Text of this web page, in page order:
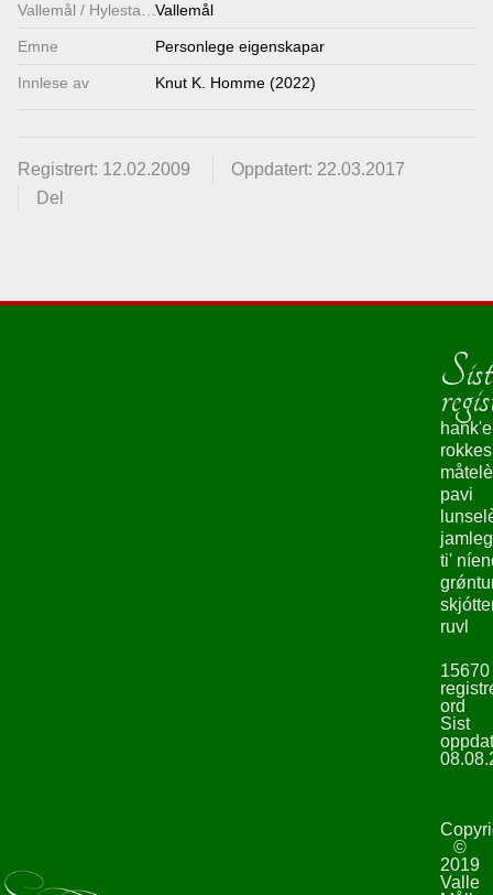
Vallemål / HylestadmålVallemål
Emne Personlege eigenskapar
Innlese av Knut K. Homme (2022)
Registrert: 12.02.2009
Oppdatert: 22.03.2017
Del
hank'e
pavi
ti'
ruvl
15670
ord
Sist
©
2019
Valle